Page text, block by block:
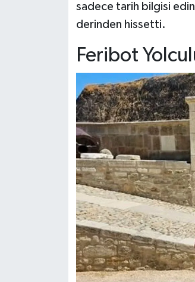
sadece tarih bilgisi
derinden hissetti.
Feribot